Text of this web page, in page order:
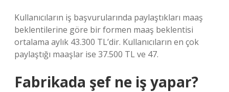
Kullanıcıların iş başvurularında paylaştıkları maaş
beklentilerine göre bir formen maaş beklentisi
ortalama aylık 43.300 TL’dir. Kullanıcıların en çok
paylaştığı maaşlar ise 37.500 TL ve 47.
Fabrikada şef ne iş yapar?